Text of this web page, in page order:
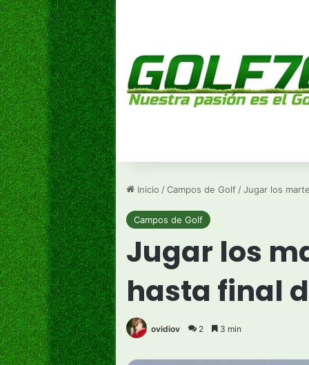
Inicio /Campos de Golf /Jugar los
Campos de Golf
Jugar los
hasta final
ovidiov 2 3 min